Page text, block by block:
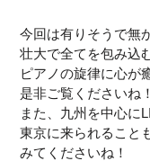
今回は有りそうで無
壮大で全てを包み込
ピアノの旋律に心が
是非ご覧くださいね！
また、九州を中心に
東京に来られること
みてくださいね！